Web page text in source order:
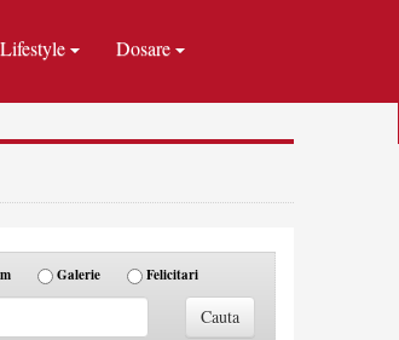
Lifestyle Dosare
Galerie Felicitari